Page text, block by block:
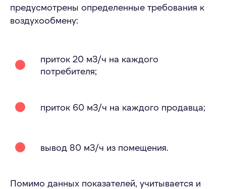
предусмотрены определенные требования к
воздухообмену:
приток 20 м3/ч на каждого
потребителя;
приток 60 м3/ч на каждого продавца;
вывод 80 м3/ч из помещения.
Помимо данных показателей, учитывается и